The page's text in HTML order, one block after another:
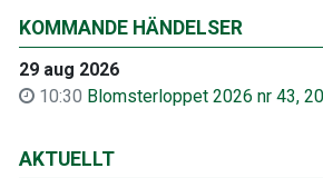
KOMMANDE HÄNDELSER
29 aug 2026
10:30 Blomsterloppet 2026 nr 43,
AKTUELLT